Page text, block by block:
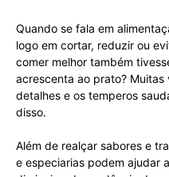
Quando se fala em
logo em cortar, reduzir ou
comer melhor também
acrescenta ao prato?
detalhes e os temperos
disso.
Além de realçar sabores e
e especiarias podem ajudar